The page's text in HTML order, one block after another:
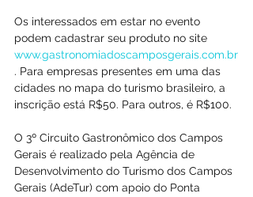
Os interessados em estar no evento
podem cadastrar seu produto no site
www.gastronomiadoscamposgerais.com.br
. Para empresas presentes em uma das
cidades no mapa do turismo brasileiro, a
inscrição está R$50. Para outros, é R$100.
O 3º Circuito Gastronômico dos Campos
Gerais é realizado pela Agência de
Desenvolvimento do Turismo dos Campos
Gerais (AdeTur) com apoio do Ponta